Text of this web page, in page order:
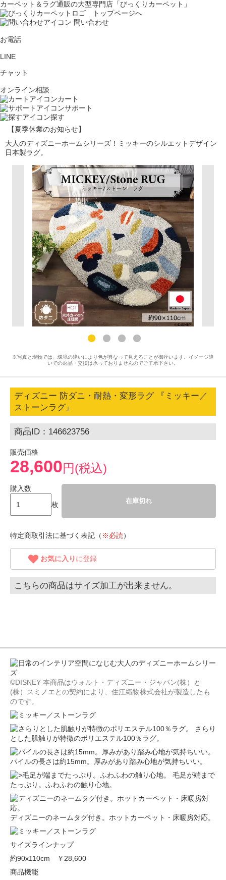
カーペット＆ラグ通販の大型専門店「びっくりカーペット」
問い合わせ
お電話
LINE
チャット
オンライン相談
カート
サポート
探す
【夏季休業のお知らせ】
大人のディズニーホームシリーズ！ミッキーのシルエットデザイン
日本製ラグ。
※写真と現物では、環境の違いにより色が異なって見えることが御座います。イメージ違
いでの返品・交換は承っておりませんのでご了承下さい。
ディズニー 防ダニ・耐熱・変形ラグ 『ミッキー／
ストーンラグ』
商品ID：146623756
販売価格
28,600円(税込)
購入数
枚
在庫切れ
特定商取引法に基づく表記（ ※必読）
お気に入り に登録
こちらの商品はサイズ加工が出来ません。
©DISNEY 本商品はウォルト・ディズニー・ジャパン(株）と
(株）スミノエとの契約により、住江織物株式会社が製造したも
のです。
さらり
とした肌触りが特徴のポリエステル100％ラグ。
パイルの長さは約15mm。厚みがあり踏み心地が気持ちいい。
毛足が端まで
たっぷり。ふわふわの触り心地。
ディズニーのネームタグ付き。ホットカーペット・床暖房対応。
サイズラインナップ
約90x110cm
￥28,600
商品機能